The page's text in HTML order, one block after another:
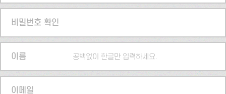
비밀번호 확인
이름 공백없이 한글만 입력하세요.
이메일